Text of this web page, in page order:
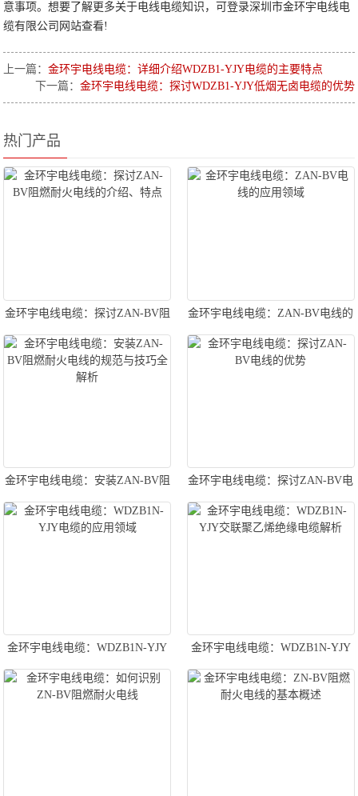
意事项。想要了解更多关于电线电缆知识，可登录深圳市金环宇电线电
缆有限公司网站查看!
上一篇：金环宇电线电缆：详细介绍WDZB1-YJY电缆的主要特点
下一篇： 金环宇电线电缆：探讨WDZB1-YJY低烟无卤电缆的优势
热门产品
金环宇电线电缆：探讨ZAN-BV阻
燃耐火电线的介绍、特点
金环宇电线电缆：ZAN-BV电线的
应用领域
金环宇电线电缆：安装ZAN-BV阻
燃耐火电线的规范与技巧全解析
金环宇电线电缆：探讨ZAN-BV电
线的优势
金环宇电线电缆：WDZB1N-YJY
电缆的应用领域
金环宇电线电缆：WDZB1N-YJY
交联聚乙烯绝缘电缆解析